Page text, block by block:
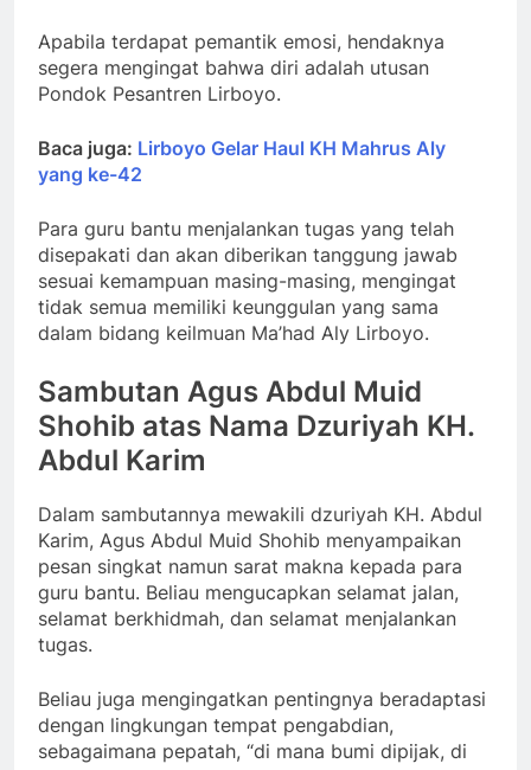
Apabila terdapat pemantik emosi, hendaknya
segera mengingat bahwa diri adalah utusan
Pondok Pesantren Lirboyo.
Baca juga: Lirboyo Gelar Haul KH Mahrus Aly
yang ke-42
Para guru bantu menjalankan tugas yang telah
disepakati dan akan diberikan tanggung jawab
sesuai kemampuan masing-masing, mengingat
tidak semua memiliki keunggulan yang sama
dalam bidang keilmuan Ma’had Aly Lirboyo.
Sambutan Agus Abdul Muid
Shohib atas Nama Dzuriyah KH.
Abdul Karim
Dalam sambutannya mewakili dzuriyah KH. Abdul
Karim, Agus Abdul Muid Shohib menyampaikan
pesan singkat namun sarat makna kepada para
guru bantu. Beliau mengucapkan selamat jalan,
selamat berkhidmah, dan selamat menjalankan
tugas.
Beliau juga mengingatkan pentingnya beradaptasi
dengan lingkungan tempat pengabdian,
sebagaimana pepatah, “di mana bumi dipijak, di